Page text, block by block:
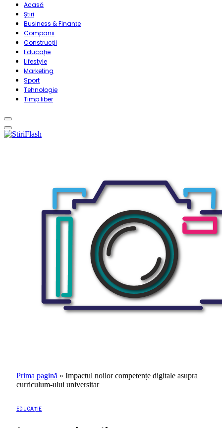
Acasă
Știri
Business & Finanțe
Companii
Construcții
Educație
Lifestyle
Marketing
Sport
Tehnologie
Timp liber
Prima pagină » Impactul noilor competențe digitale asupra
curriculum‑ului universitar
EDUCAȚIE